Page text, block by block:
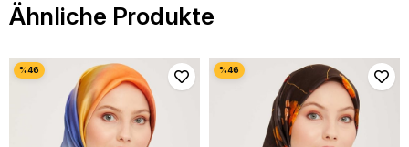
Ähnliche Produkte